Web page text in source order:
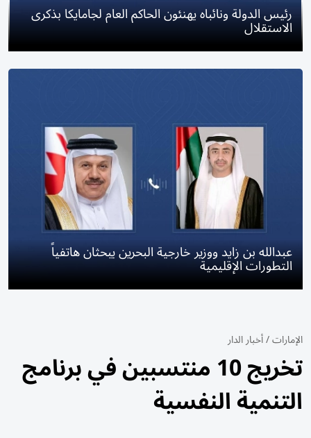
رئيس الدولة ونائباه يهنئون الحاكم العام لجامايكا بذكرى
الاستقلال
عبدالله بن زايد ووزير خارجية البحرين يبحثان هاتفياً
التطورات الإقليمية
الإمارات/أخبار الدار
تخريج 10 منتسبين في برنامج
التنمية النفسية